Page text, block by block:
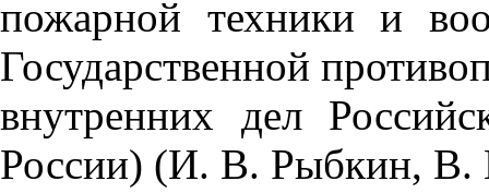
пожарной техники и
Государственной
внутренних дел
России) (И. В. Рыбкин, В.